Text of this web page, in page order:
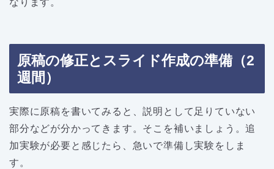
なります。
原稿の修正とスライド作成の準備（2
週間）
実際に原稿を書いてみると、説明として足りていない
部分などが分かってきます。そこを補いましょう。追
加実験が必要と感じたら、急いで準備し実験をしま
す。